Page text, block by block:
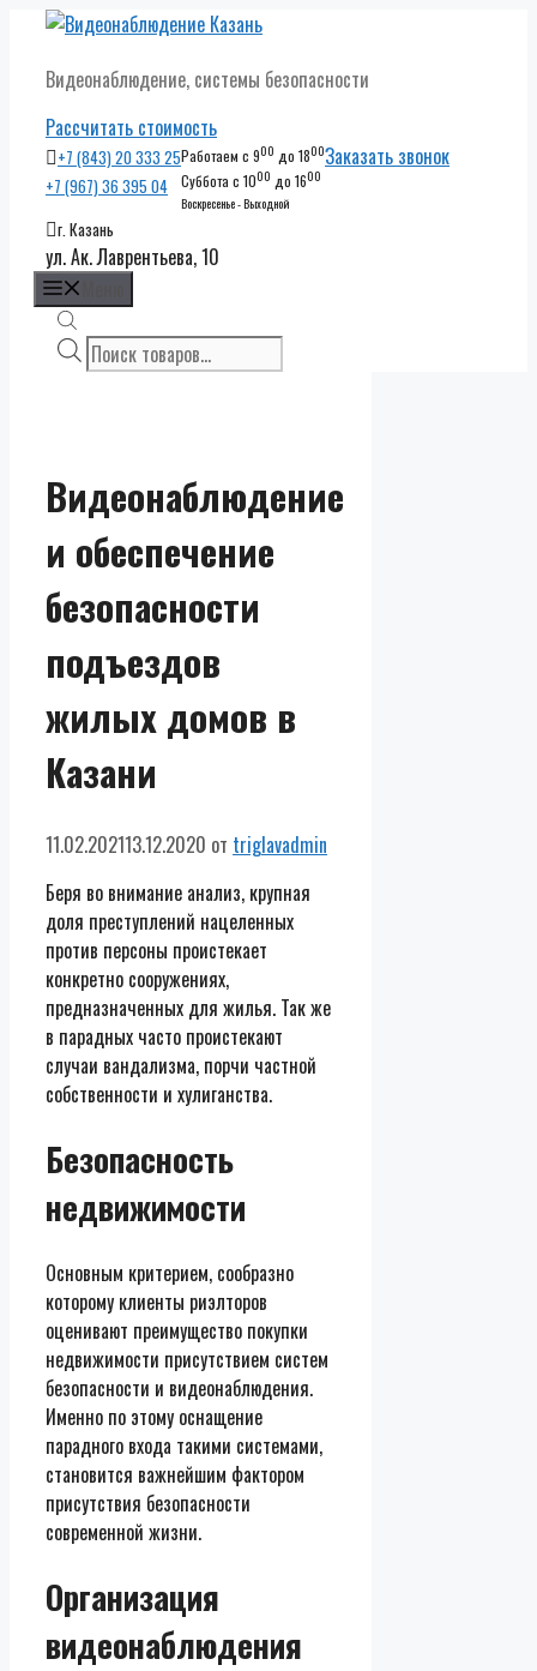
Перейти
содержимому
Видеонаблюдение, системы безопасности
Рассчитать стоимость
+7 (843) 20 333 25
+7 (967) 36 395 04
Работаем с 900 до 1800
Суббота с 1000 до 1600
Воскресенье - Выходной
Заказать звонок
г. Казань
ул. Ак. Лаврентьева, 10
Поиск
товаров
Видеонаблюдение
и обеспечение
безопасности
подъездов
жилых домов в
Казани
11.02.202113.12.2020 от triglavadmin
Беря во внимание анализ, крупная
доля преступлений нацеленных
против персоны проистекает
конкретно сооружениях,
предназначенных для жилья. Так же
в парадных часто проистекают
случаи вандализма, порчи частной
собственности и хулиганства.
Безопасность
недвижимости
Основным критерием, сообразно
которому клиенты риэлторов
оценивают преимущество покупки
недвижимости присутствием систем
безопасности и видеонаблюдения.
Именно по этому оснащение
парадного входа такими системами,
становится важнейшим фактором
присутствия безопасности
современной жизни.
Организация
видеонаблюдения